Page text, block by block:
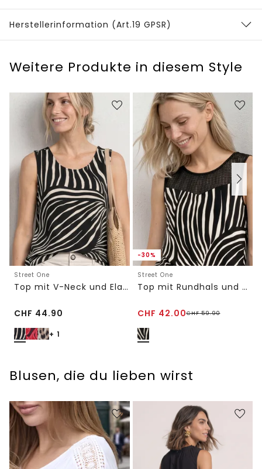
Herstellerinformation (Art.19 GPSR)
Weitere Produkte in diesem Style
Street One
Top mit V-Neck und Elastiksaum
CHF 44.90
+ 1
-30%
Street One
Top mit Rundhals und Mesh-Einsatz
CHF 42.00CHF59.90
Blusen, die du lieben wirst